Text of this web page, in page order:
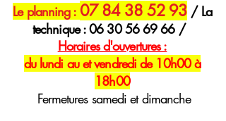
Le planning : 07 84 38 52 93 / La
technique :06 30 56 69 66/
Horairesd'ouvertures :
du lundi au et vendredi de 10h00 à
18h00
Fermetures samedi et dimanche